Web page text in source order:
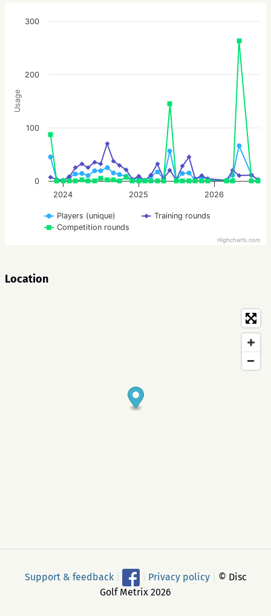
Usage
Players (unique)
Training rounds
Competition rounds
2024 2025 2026
0
100
200
300
Highcharts.com
Location
Support & feedback Privacy policy
© Disc
Golf Metrix 2026